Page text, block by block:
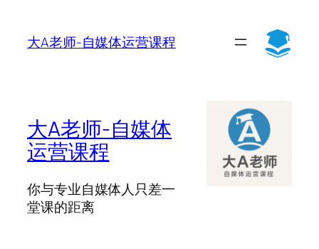
大A老师-自媒体运营课程
大A老师-自媒体
运营课程
你与专业自媒体人只差一
堂课的距离